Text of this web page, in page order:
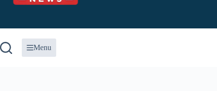
Menu